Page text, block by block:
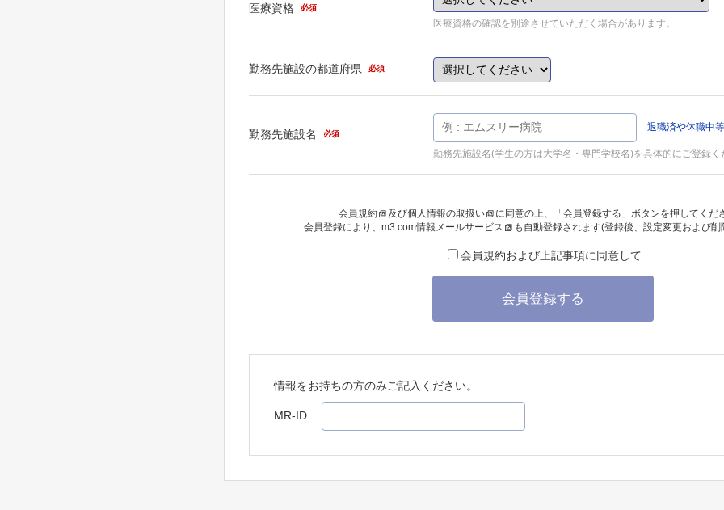
医療資格 必須
医療資格の確認を別途させていただく場合があります。
勤務先施設の都道府県 必須
勤務先施設名 必須
退職済や休職中
勤務先施設名(学生の方は大学名・専門学校名)を具体的にご登録く
会員規約 及び個人情報の取扱い
に同意の上、「会員登録する」ボタンを押してくだ
会員登録により、 m3.com情報メールサービス も自動登録されます(登録後、設定変更および
会員規約および上記事項に同意して
会員登録する
情報をお持ちの方のみご記入ください。
MR-ID